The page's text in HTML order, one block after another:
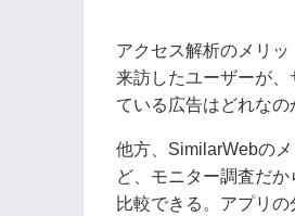
アクセス解析のメリ
来訪したユーザーが
ている広告はどれな
他方、SimilarWebの
ど、モニター調査だ
比較できる。アプリ